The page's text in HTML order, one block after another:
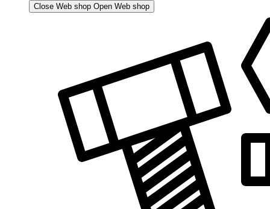
Close Web shop Open Web shop